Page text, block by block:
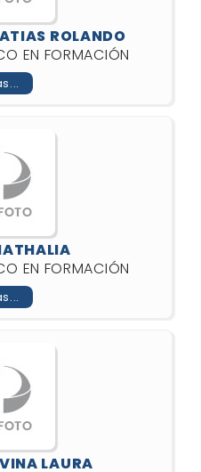
ROLANDO
EN FORMACIÓN
EN FORMACIÓN
LAURA